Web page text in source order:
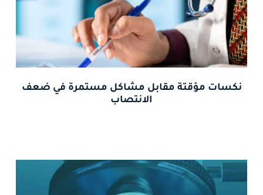
نكسات مؤقتة مقابل مشاكل مستمرة في ضعف
الانتصاب